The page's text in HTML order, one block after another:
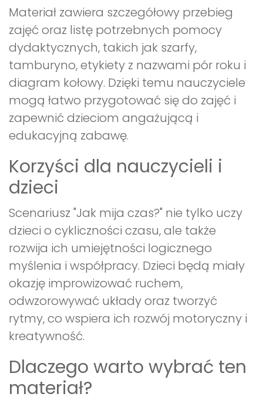
Materiał zawiera szczegółowy przebieg
zajęć oraz listę potrzebnych pomocy
dydaktycznych, takich jak szarfy,
tamburyno, etykiety z nazwami pór roku i
diagram kołowy. Dzięki temu nauczyciele
mogą łatwo przygotować się do zajęć i
zapewnić dzieciom angażującą i
edukacyjną zabawę.
Korzyści dla nauczycieli i
dzieci
Scenariusz "Jak mija czas?" nie tylko uczy
dzieci o cykliczności czasu, ale także
rozwija ich umiejętności logicznego
myślenia i współpracy. Dzieci będą miały
okazję improwizować ruchem,
odwzorowywać układy oraz tworzyć
rytmy, co wspiera ich rozwój motoryczny i
kreatywność.
Dlaczego warto wybrać ten
materiał?